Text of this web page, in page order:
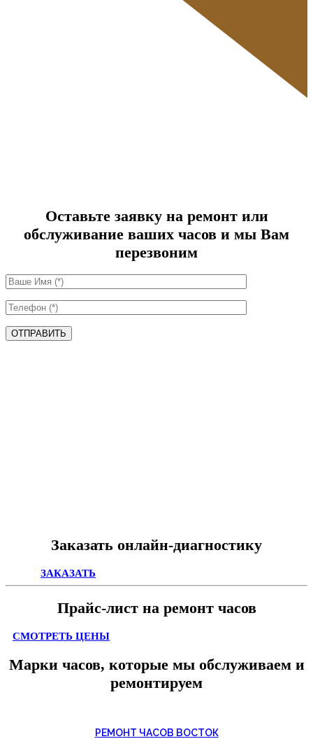
Оставьте заявку на ремонт или
обслуживание ваших часов и мы Вам
перезвоним
ОТПРАВИТЬ
Заказать онлайн-диагностику
ЗАКАЗАТЬ
Прайс-лист на ремонт часов
СМОТРЕТЬ ЦЕНЫ
Марки часов, которые мы обслуживаем и
ремонтируем
РЕМОНТ ЧАСОВ ВОСТОК